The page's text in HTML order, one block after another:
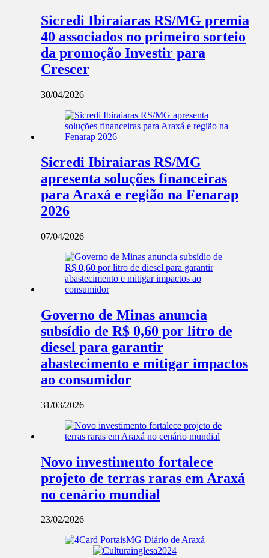
Sicredi Ibiraiaras RS/MG premia
40 associados no primeiro sorteio
da promoção Investir para
Crescer
30/04/2026
Sicredi Ibiraiaras RS/MG
apresenta soluções financeiras
para Araxá e região na Fenarap
2026
07/04/2026
Governo de Minas anuncia
subsídio de R$ 0,60 por litro de
diesel para garantir
abastecimento e mitigar impactos
ao consumidor
31/03/2026
Novo investimento fortalece
projeto de terras raras em Araxá
no cenário mundial
23/02/2026